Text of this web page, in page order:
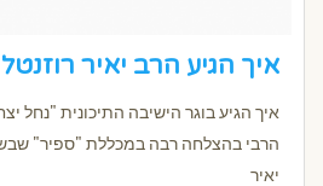
איך הגיע הרב יאיר
איך הגיע בוגר הישיבה התיכונית "נחל
הרבי בהצלחה רבה במכללת "ספיר"
יאיר